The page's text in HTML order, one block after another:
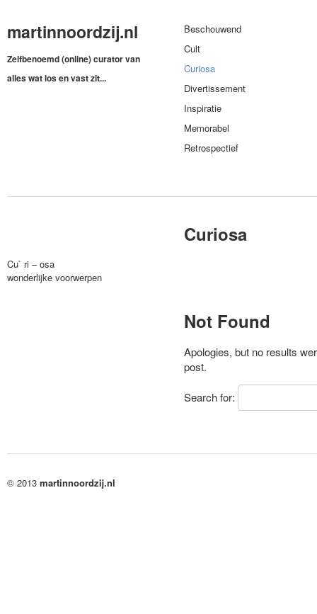
martinnoordzij.nl
Zelfbenoemd (online) curator van
alles wat los en vast zit...
Beschouwend
Cult
Curiosa
Divertissement
Inspiratie
Memorabel
Retrospectief
Curiosa
Cu` ri – osa
wonderlijke voorwerpen
Not Found
Apologies, but no results
post.
Search for:
© 2013 martinnoordzij.nl